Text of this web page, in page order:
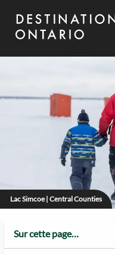
Lac Simcoe | Central Counties
Sur cette page…